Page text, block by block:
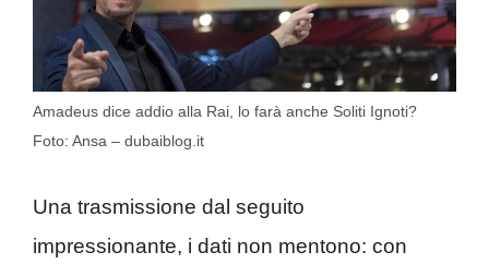
Amadeus dice addio alla Rai, lo farà anche Soliti Ignoti?
Foto: Ansa – dubaiblog.it
Una trasmissione dal seguito
impressionante, i dati non mentono: con